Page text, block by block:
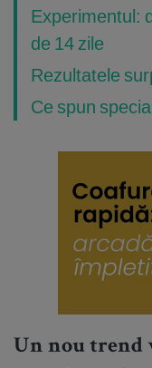
Experimentul:
de 14 zile
Rezultatele
Ce spun
Un nou trend